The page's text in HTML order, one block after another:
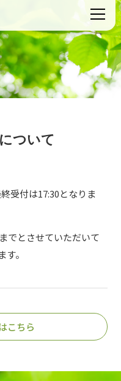
ついて
受付は17:30となりま
でとさせていただいて
。
こちら